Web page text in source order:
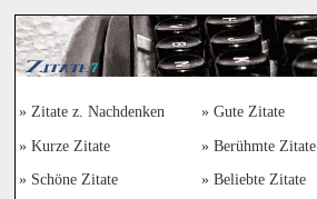
Zitate z. Nachdenken Gute Zitate
Kurze Zitate Berühmte Zitate
Schöne Zitate Beliebte Zitate